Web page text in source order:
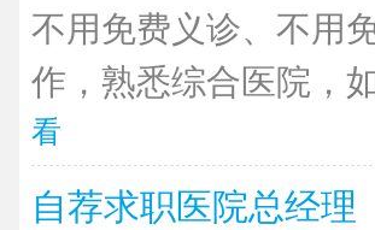
不用免费义诊、不用
作，熟悉综合医院，
看
自荐求职医院总经理